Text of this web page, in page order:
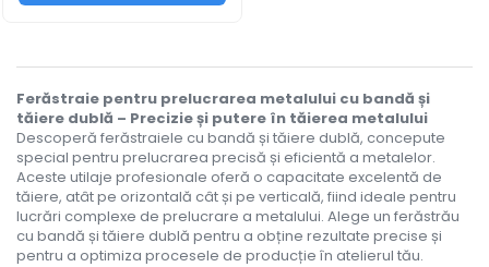
Ferăstraie pentru prelucrarea metalului cu bandă și
tăiere dublă – Precizie și putere în tăierea metalului
Descoperă ferăstraiele cu bandă și tăiere dublă, concepute
special pentru prelucrarea precisă și eficientă a metalelor.
Aceste utilaje profesionale oferă o capacitate excelentă de
tăiere, atât pe orizontală cât și pe verticală, fiind ideale pentru
lucrări complexe de prelucrare a metalului. Alege un ferăstrău
cu bandă și tăiere dublă pentru a obține rezultate precise și
pentru a optimiza procesele de producție în atelierul tău.